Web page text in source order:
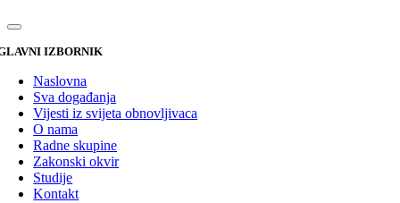
IZBORNIK
Naslovna
Sva događanja
Vijesti iz svijeta obnovljivaca
O nama
Radne skupine
Zakonski okvir
Studije
Kontakt